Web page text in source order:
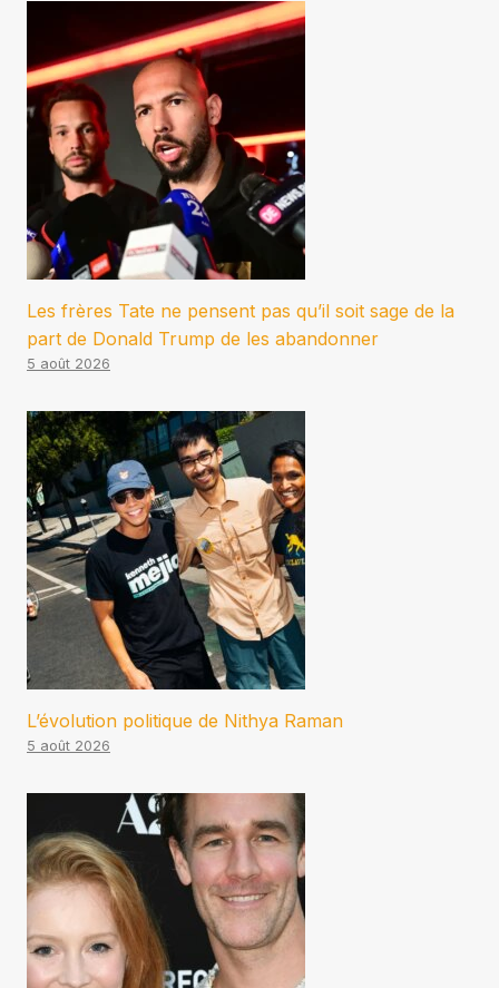
Les frères Tate ne pensent pas qu’il soit sage de la
part de Donald Trump de les abandonner
5 août 2026
L’évolution politique de Nithya Raman
5 août 2026